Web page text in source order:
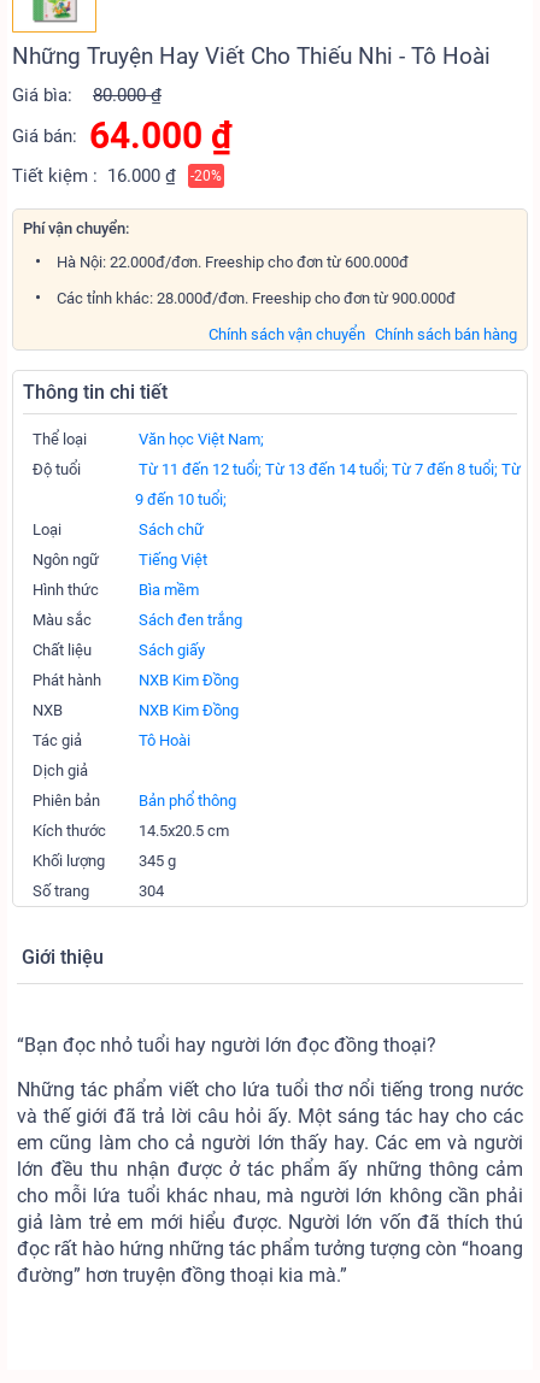
Những Truyện Hay Viết Cho Thiếu Nhi - Tô Hoài
Giá bìa:
80.000 ₫
Giá bán:
64.000 ₫
Tiết kiệm : 16.000 ₫ -20%
Phí vận chuyển:
Hà Nội: 22.000đ/đơn. Freeship cho đơn từ 600.000đ
Các tỉnh khác: 28.000đ/đơn. Freeship cho đơn từ 900.000đ
Chính sách bán hàng
Chính sách vận chuyển
Thông tin chi tiết
Thể loại
Văn học Việt Nam;
Độ tuổi
Từ 11 đến 12 tuổi; Từ 13 đến 14 tuổi; Từ 7 đến 8 tuổi; Từ
9 đến 10 tuổi;
Loại
Sách chữ
Ngôn ngữ
Tiếng Việt
Hình thức
Bìa mềm
Màu sắc
Sách đen trắng
Chất liệu
Sách giấy
Phát hành
NXB Kim Đồng
NXB
NXB Kim Đồng
Tác giả
Tô Hoài
Dịch giả
Phiên bản
Bản phổ thông
Kích thước
14.5x20.5 cm
Khối lượng
345 g
Số trang
304
Giới thiệu
“Bạn đọc nhỏ tuổi hay người lớn đọc đồng thoại?
Những tác phẩm viết cho lứa tuổi thơ nổi tiếng trong nước
và thế giới đã trả lời câu hỏi ấy. Một sáng tác hay cho các
em cũng làm cho cả người lớn thấy hay. Các em và người
lớn đều thu nhận được ở tác phẩm ấy những thông cảm
cho mỗi lứa tuổi khác nhau, mà người lớn không cần phải
giả làm trẻ em mới hiểu được. Người lớn vốn đã thích thú
đọc rất hào hứng những tác phẩm tưởng tượng còn “hoang
đường” hơn truyện đồng thoại kia mà.”